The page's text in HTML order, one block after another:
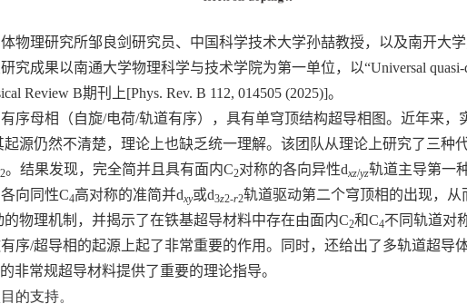
物理研究所邹良剑研究员、中国科学技术大学孙喆教授，以及南开大
究成果以南通大学物理科学与技术学院为第一单位，以“Universal
Review B期刊上[Phys. Rev. B 112, 014505 (2025)]。
序母相（自旋/电荷/轨道有序），具有单穹顶结构超导相图。近年来，
源仍然不清楚，理论上也缺乏统一理解。该团队从理论上研究了三种
2。结果发现，完全简并且具有面内C2对称的各向异性dxz/yz轨道主导第一
向同性C4高对称的准简并dxy或d3z2-r2轨道驱动第二个穹顶相的出现，从
物理机制，并揭示了在铁基超导材料中存在由面内C2和C4不同轨道对
序/超导相的起源上起了非常重要的作用。同时，还给出了多轨道超导
的非常规超导材料提供了重要的理论指导。
的支持。